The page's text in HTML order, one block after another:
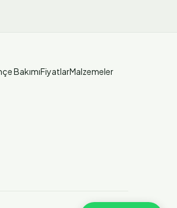
BakımıFiyatlarMalzemeler